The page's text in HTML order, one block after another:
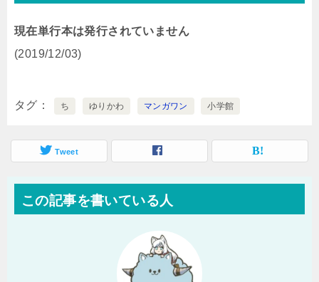
現在単行本は発行されていません
(2019/12/03)
タグ ち ゆりかわ マンガワン 小学館
Tweet
この記事を書いている人